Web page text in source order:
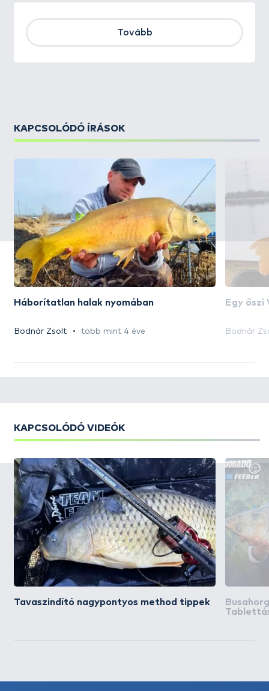
Tovább
KAPCSOLÓDÓ ÍRÁSOK
Háborítatlan halak nyomában
Bodnár Zsolt több mint 4 éve
Egy
Bodnár
KAPCSOLÓDÓ VIDEÓK
Tavaszindító nagypontyos method tippek